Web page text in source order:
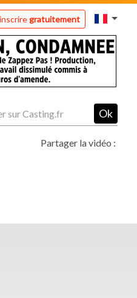
gratuitement
Ok
Partager la vidéo :